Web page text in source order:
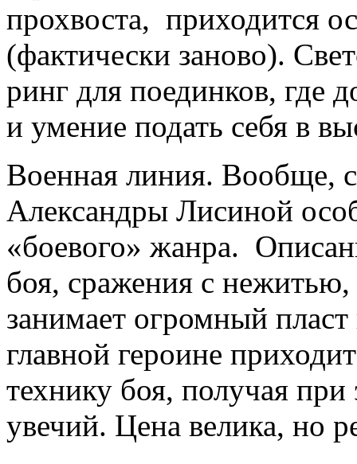
прохвоста, приходится
(фактически заново).
ринг для поединков, где
и умение подать себя в
Военная линия. Вообще,
Александры Лисиной
«боевого» жанра.
боя, сражения с
занимает огромный
главной героине
технику боя, получая
увечий. Цена велика, но